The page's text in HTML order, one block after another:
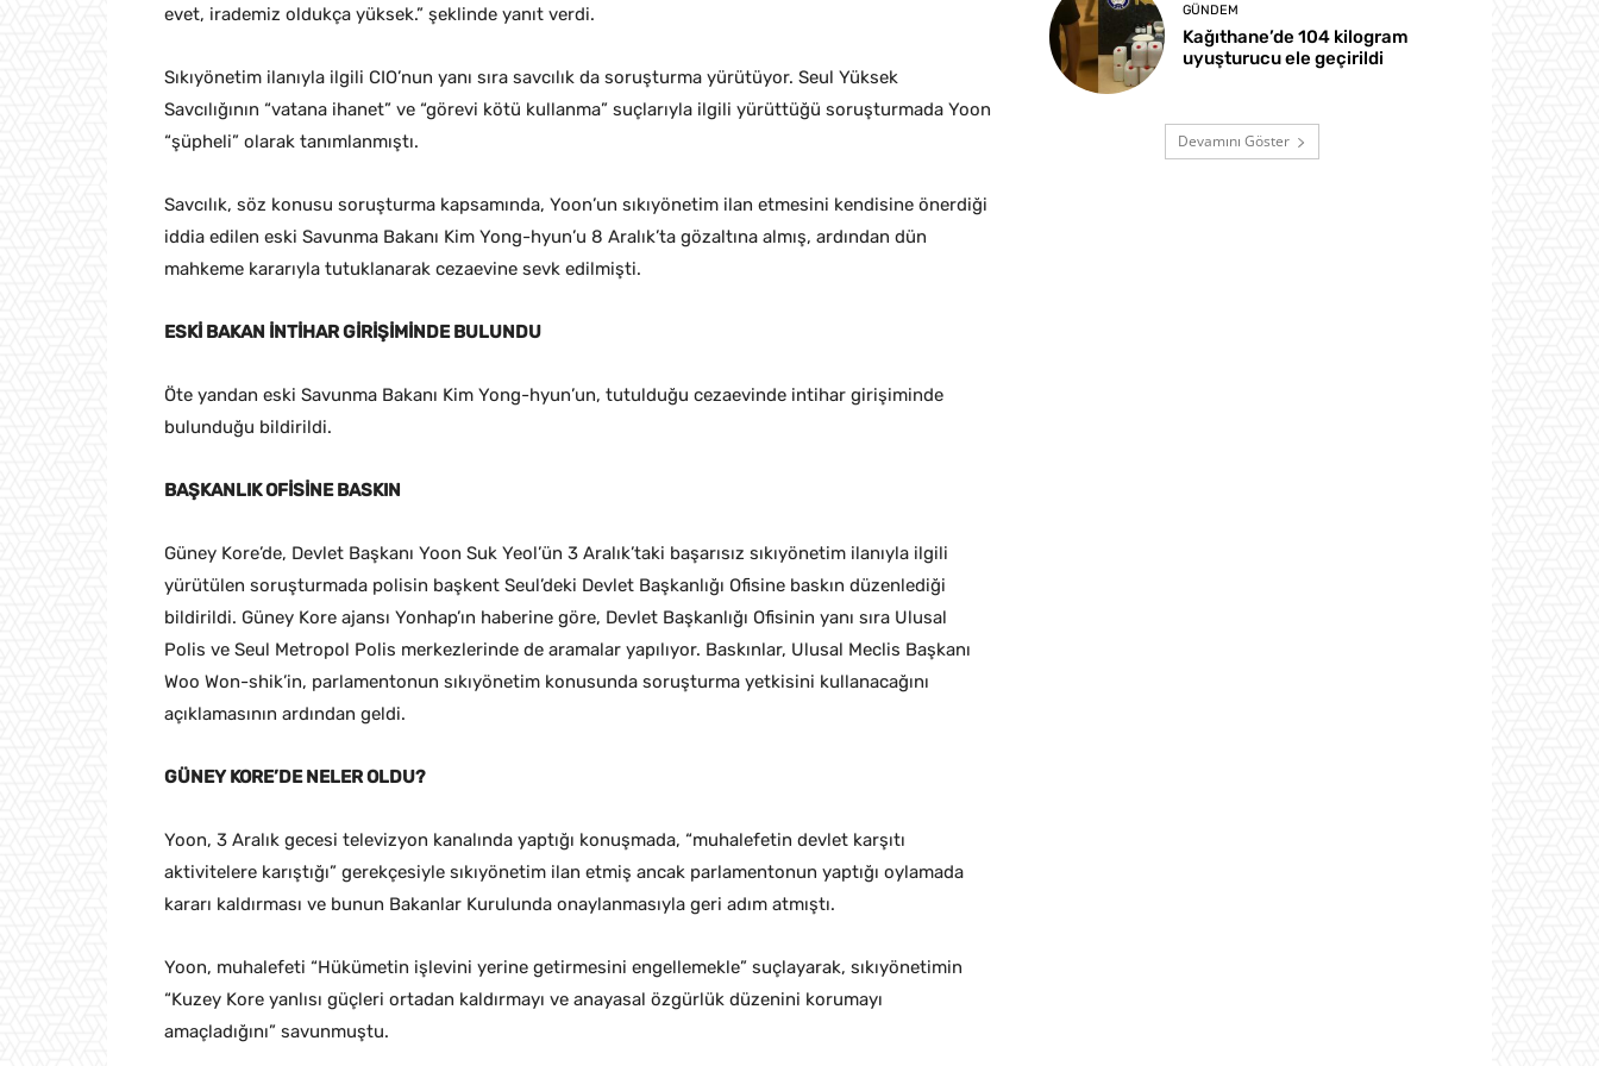
evet, irademiz oldukça yüksek.” şeklinde yanıt verdi.
Sıkıyönetim ilanıyla ilgili CIO’nun yanı sıra savcılık da soruşturma yürütüyor. Seul Yüksek
Savcılığının “vatana ihanet” ve “görevi kötü kullanma” suçlarıyla ilgili yürüttüğü soruşturmada Yoon
“şüpheli” olarak tanımlanmıştı.
Savcılık, söz konusu soruşturma kapsamında, Yoon’un sıkıyönetim ilan etmesini kendisine önerdiği
iddia edilen eski Savunma Bakanı Kim Yong-hyun’u 8 Aralık’ta gözaltına almış, ardından dün
mahkeme kararıyla tutuklanarak cezaevine sevk edilmişti.
ESKİ BAKAN İNTİHAR GİRİŞİMİNDE BULUNDU
Öte yandan eski Savunma Bakanı Kim Yong-hyun’un, tutulduğu cezaevinde intihar girişiminde
bulunduğu bildirildi.
BAŞKANLIK OFİSİNE BASKIN
Güney Kore’de, Devlet Başkanı Yoon Suk Yeol’ün 3 Aralık’taki başarısız sıkıyönetim ilanıyla ilgili
yürütülen soruşturmada polisin başkent Seul’deki Devlet Başkanlığı Ofisine baskın düzenlediği
bildirildi. Güney Kore ajansı Yonhap’ın haberine göre, Devlet Başkanlığı Ofisinin yanı sıra Ulusal
Polis ve Seul Metropol Polis merkezlerinde de aramalar yapılıyor. Baskınlar, Ulusal Meclis Başkanı
Woo Won-shik’in, parlamentonun sıkıyönetim konusunda soruşturma yetkisini kullanacağını
açıklamasının ardından geldi.
GÜNEY KORE’DE NELER OLDU?
Yoon, 3 Aralık gecesi televizyon kanalında yaptığı konuşmada, “muhalefetin devlet karşıtı
aktivitelere karıştığı” gerekçesiyle sıkıyönetim ilan etmiş ancak parlamentonun yaptığı oylamada
kararı kaldırması ve bunun Bakanlar Kurulunda onaylanmasıyla geri adım atmıştı.
Yoon, muhalefeti “Hükümetin işlevini yerine getirmesini engellemekle” suçlayarak, sıkıyönetimin
“Kuzey Kore yanlısı güçleri ortadan kaldırmayı ve anayasal özgürlük düzenini korumayı
amaçladığını” savunmuştu.
GÜNDEM
Kağıthane’de 104 kilogram
uyuşturucu ele geçirildi
Devamını Göster